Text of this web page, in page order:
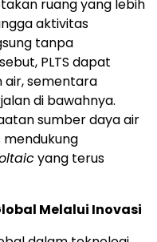
ruang yang lebih
aktivitas
tanpa
PLTS dapat
air, sementara
di bawahnya.
sumber daya air
yang terus
Melalui Inovasi